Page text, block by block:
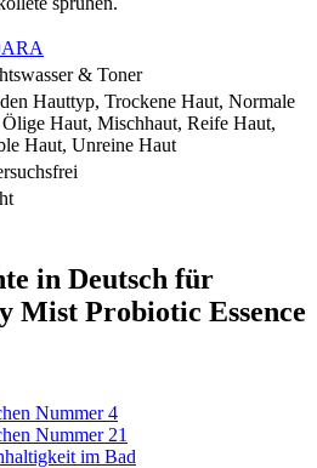
& Toner
Hauttyp, Trockene Haut, Normale
Haut, Mischhaut, Reife Haut,
Haut, Unreine Haut
in Deutsch für
Probiotic Essence
Nummer 4
Nummer 21
im Bad